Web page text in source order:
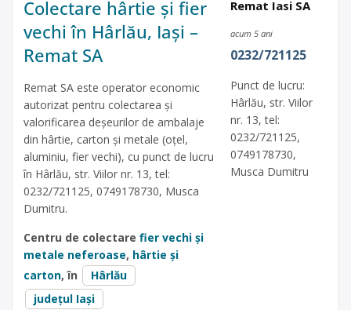
Colectare hârtie și fier
vechi în Hârlău, Iași –
Remat SA
Remat SA este operator economic
autorizat pentru colectarea și
valorificarea deșeurilor de ambalaje
din hârtie, carton și metale (oțel,
aluminiu, fier vechi), cu punct de lucru
în Hârlău, str. Viilor nr. 13, tel:
0232/721125, 0749178730, Musca
Dumitru.
Centru de colectare fier vechi și
metale neferoase, hârtie și
carton, în
Hârlău
județul Iași
Remat Iasi SA
acum 5 ani
0232/721125
Punct de lucru:
Hârlău, str. Viilor
nr. 13, tel:
0232/721125,
0749178730,
Musca Dumitru